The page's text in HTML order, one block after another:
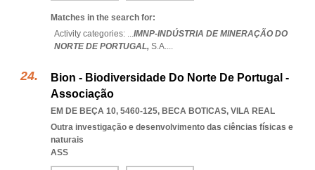
Matches in the search for:
Activity categories: ...IMNP-INDÚSTRIA DE MINERAÇÃO DO
NORTE DE PORTUGAL, S.A....
Bion - Biodiversidade Do Norte De Portugal -
Associação
EM DE BEÇA 10, 5460-125, BECA BOTICAS, VILA REAL
Outra investigação e desenvolvimento das ciências físicas e
naturais
ASS